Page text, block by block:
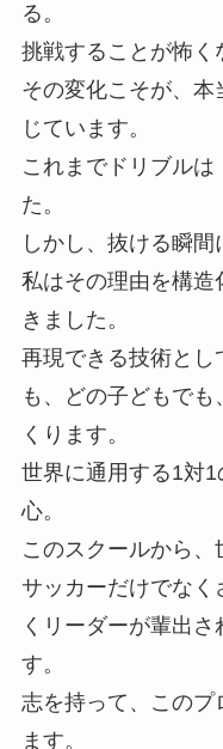
る。
挑戦することが怖く
その変化こそが、
じています。
これまでドリブルは
た。
しかし、抜ける瞬間
私はその理由を構造
きました。
再現できる技術と
も、どの子どもで
くります。
世界に通用する1対
心。
このスクールから
サッカーだけでなく
くリーダーが輩出
す。
志を持って、このプ
ます。